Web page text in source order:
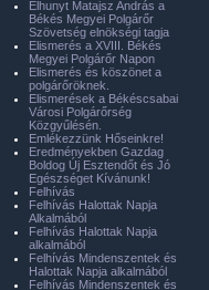
Elhunyt Matajsz András a
Békés Megyei Polgárőr
Szövetség elnökségi tagja
Elismerés a XVIII. Békés
Megyei Polgárőr Napon
Elismerés és köszönet a
polgárőröknek.
Elismerések a Békéscsabai
Városi Polgárőrség
Közgyűlésén.
Emlékezzünk Hőseinkre!
Eredményekben Gazdag
Boldog Új Esztendőt és Jó
Egészséget Kívánunk!
Felhívás
Felhívás Halottak Napja
Alkalmából
Felhívás Halottak Napja
alkalmából
Felhívás Mindenszentek és
Halottak Napja alkalmából
Felhívás Mindenszentek és